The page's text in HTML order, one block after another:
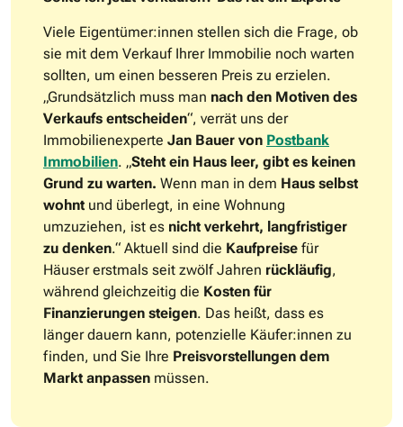
Viele Eigentümer:innen stellen sich die Frage, ob
sie mit dem Verkauf Ihrer Immobilie noch warten
sollten, um einen besseren Preis zu erzielen.
„Grundsätzlich muss man nach den Motiven des
Verkaufs entscheiden“, verrät uns der
Immobilienexperte Jan Bauer von Postbank
Immobilien. „Steht ein Haus leer, gibt es keinen
Grund zu warten. Wenn man in dem Haus selbst
wohnt und überlegt, in eine Wohnung
umzuziehen, ist es nicht verkehrt, langfristiger
zu denken.“ Aktuell sind die Kaufpreise für
Häuser erstmals seit zwölf Jahren rückläufig,
während gleichzeitig die Kosten für
Finanzierungen steigen. Das heißt, dass es
länger dauern kann, potenzielle Käufer:innen zu
finden, und Sie Ihre Preisvorstellungen dem
Markt anpassen müssen.